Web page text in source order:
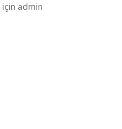
için admin